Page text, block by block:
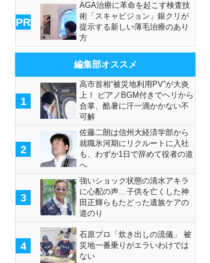
PR
AGA治療に革命を起こす検査技
術「スキャビジョン」銀クリが
提示する新しい薄毛治療のあり
方
編集部オススメ
1
高市首相“被災地利用PV”が大炎
上！ ピアノBGM付きでヘリから
合掌、酷暑に汗一滴かかない不
可解
2
佐藤二朗は信州大経済学部から
就職氷河期にリクルートに入社
も、わずか1日で辞めて役者の道
へ
3
強いショック状態の清水アキラ
に心配の声…子供を亡くした神
田正輝らもたどった遺族ケアの
道のり
4
石原プロ「炊き出しの流儀」 被
災地一番乗りがエラいわけでは
ない